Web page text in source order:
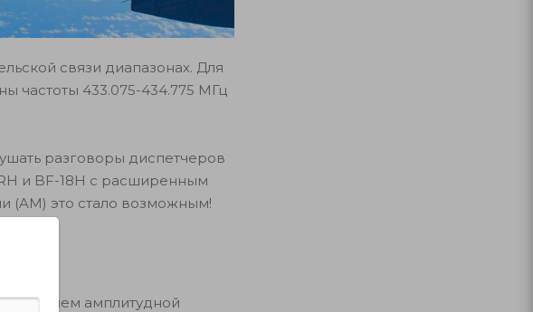
связи диапазонах. Для
частоты 433.075-434.775 МГц
разговоры диспетчеров
и BF-18H с расширенным
(AM) это стало возможным!
амплитудной